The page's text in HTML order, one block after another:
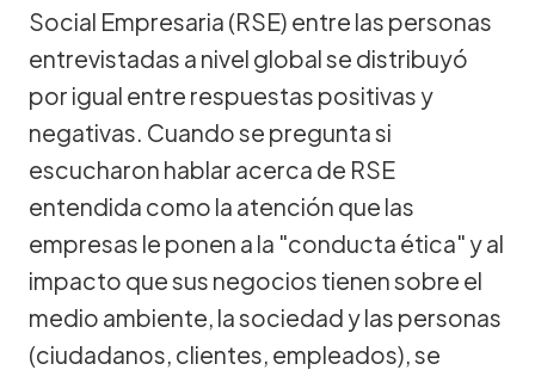
Social Empresaria (RSE) entre las personas
entrevistadas a nivel global se distribuyó
por igual entre respuestas positivas y
negativas. Cuando se pregunta si
escucharon hablar acerca de RSE
entendida como la atención que las
empresas le ponen a la "conducta ética" y al
impacto que sus negocios tienen sobre el
medio ambiente, la sociedad y las personas
(ciudadanos, clientes, empleados), se